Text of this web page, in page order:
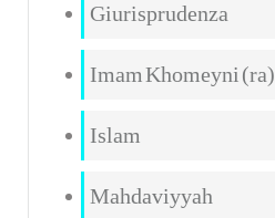
Giurisprudenza
Imam Khomeyni (ra)
Islam
Mahdaviyyah